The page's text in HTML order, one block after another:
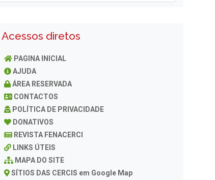
Acessos diretos
PAGINA INICIAL
AJUDA
ÁREA RESERVADA
CONTACTOS
POLÍTICA DE PRIVACIDADE
DONATIVOS
REVISTA FENACERCI
LINKS ÚTEIS
MAPA DO SITE
SÍTIOS DAS CERCIS em Google Map